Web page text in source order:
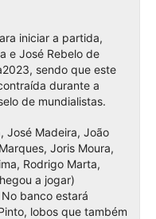
iniciar a partida,
e José Rebelo de
sendo que este
durante a
de mundialistas.
José Madeira, João
Joris Moura,
Rodrigo Marta,
a jogar)
banco estará
lobos que também